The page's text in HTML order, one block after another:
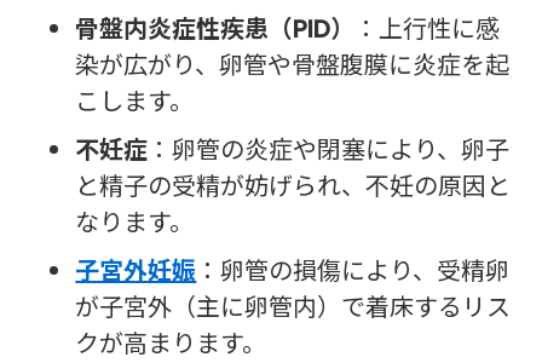
骨盤内炎症性疾患（PID）
：上行性に感
染が広がり、卵管や骨盤腹膜に炎症を起
こします。
不妊症 ：卵管の炎症や閉塞により、卵子
と精子の受精が妨げられ、不妊の原因と
なります。
子宮外妊娠 ：卵管の損傷により、受精卵
が子宮外（主に卵管内）で着床するリス
クが高まります。